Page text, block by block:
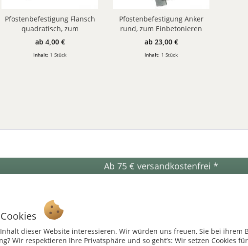
Pfostenbefestigung Flansch
quadratisch, zum
Aufschrauben
ab 4,00 €
Inhalt: 1 Stück
Pfostenbefestigung Anker
rund, zum Einbetonieren
ab 23,00 €
Inhalt: 1 Stück
Ab 75 € versandkostenfrei *
und Beratung
Kontakt zu Zaunmeister
dieser Website interessieren. Wir würden uns freuen, Sie bei ihrem
Wir respektieren Ihre Privatsphäre und so geht’s: Wir setzen Cookies für